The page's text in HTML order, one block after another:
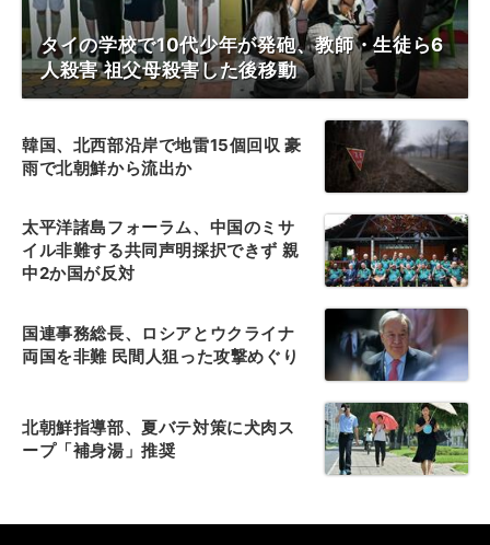
タイの学校で10代少年が発砲、教師・生徒ら6
人殺害 祖父母殺害した後移動
韓国、北西部沿岸で地雷15個回収 豪
雨で北朝鮮から流出か
太平洋諸島フォーラム、中国のミサ
イル非難する共同声明採択できず 親
中2か国が反対
国連事務総長、ロシアとウクライナ
両国を非難 民間人狙った攻撃めぐり
北朝鮮指導部、夏バテ対策に犬肉ス
ープ「補身湯」推奨